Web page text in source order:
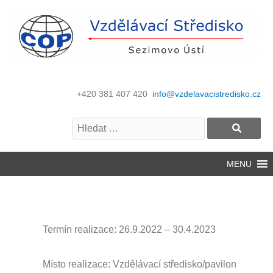
+420 381 407 420 info@vzdelavacistredisko.cz
MENU
Termín realizace: 26.9.2022 – 30.4.2023
Místo realizace: Vzdělávací středisko/pavilon